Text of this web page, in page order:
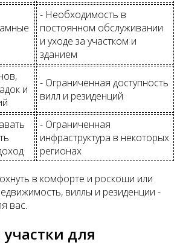
- Необходимость в
постоянном обслуживании
и уходе за участком и
зданием
и
- Ограниченная доступность
вилл и резиденций
- Ограниченная
инфраструктура в некоторых
регионах
в комфорте и роскоши или
виллы и резиденции -
вас.
для